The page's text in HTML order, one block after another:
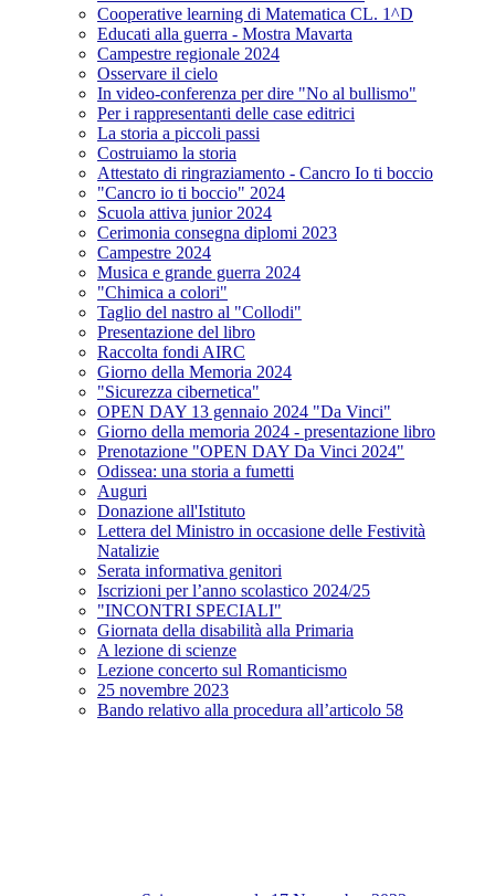
Cooperative learning di Matematica CL. 1^D
Educati alla guerra - Mostra Mavarta
Campestre regionale 2024
Osservare il cielo
In video-conferenza per dire "No al bullismo"
Per i rappresentanti delle case editrici
La storia a piccoli passi
Costruiamo la storia
Attestato di ringraziamento - Cancro Io ti boccio
"Cancro io ti boccio" 2024
Scuola attiva junior 2024
Cerimonia consegna diplomi 2023
Campestre 2024
Musica e grande guerra 2024
"Chimica a colori"
Taglio del nastro al "Collodi"
Presentazione del libro
Raccolta fondi AIRC
Giorno della Memoria 2024
"Sicurezza cibernetica"
OPEN DAY 13 gennaio 2024 "Da Vinci"
Giorno della memoria 2024 - presentazione libro
Prenotazione "OPEN DAY Da Vinci 2024"
Odissea: una storia a fumetti
Auguri
Donazione all'Istituto
Lettera del Ministro in occasione delle Festività
Natalizie
Serata informativa genitori
Iscrizioni per l’anno scolastico 2024/25
"INCONTRI SPECIALI"
Giornata della disabilità alla Primaria
A lezione di scienze
Lezione concerto sul Romanticismo
25 novembre 2023
Bando relativo alla procedura all’articolo 58